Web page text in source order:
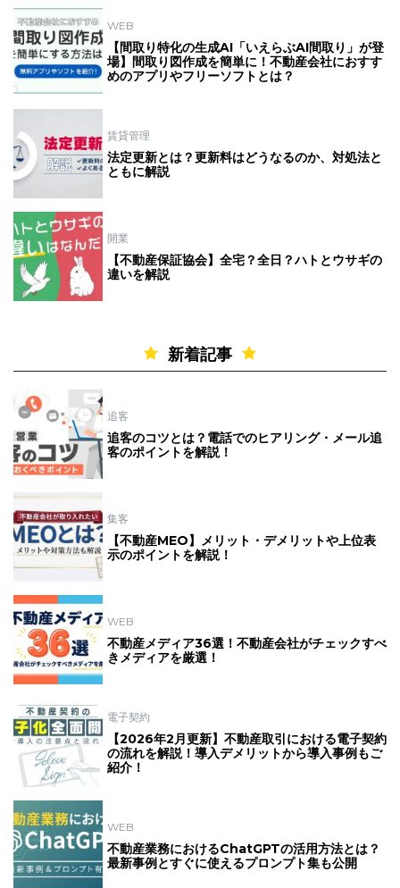
WEB
【間取り特化の生成AI「いえらぶAI間取り」が登
場】間取り図作成を簡単に！不動産会社におすす
めのアプリやフリーソフトとは？
賃貸管理
法定更新とは？更新料はどうなるのか、対処法と
ともに解説
開業
【不動産保証協会】全宅？全日？ハトとウサギの
違いを解説
新着記事
追客
追客のコツとは？電話でのヒアリング・メール追
客のポイントを解説！
集客
【不動産MEO】メリット・デメリットや上位表
示のポイントを解説！
WEB
不動産メディア36選！不動産会社がチェックすべ
きメディアを厳選！
電子契約
【2026年2月更新】不動産取引における電子契約
の流れを解説！導入デメリットから導入事例もご
紹介！
WEB
不動産業務におけるChatGPTの活用方法とは？
最新事例とすぐに使えるプロンプト集も公開